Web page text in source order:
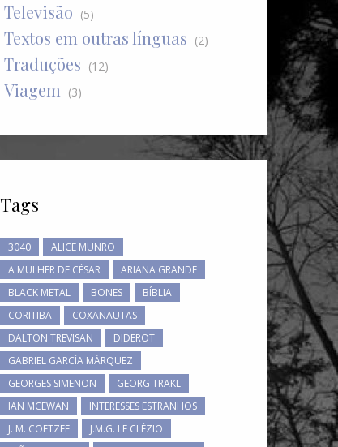
Televisão (5)
Textos em outras línguas (2)
Traduções (12)
Viagem (3)
Tags
3040
ALICE MUNRO
A MULHER DE CÉSAR
ARIANA GRANDE
BLACK METAL
BONES
BÍBLIA
CORITIBA
COXANAUTAS
DALTON TREVISAN
DIDEROT
GABRIEL GARCÍA MÁRQUEZ
GEORGES SIMENON
GEORG TRAKL
IAN MCEWAN
INTERESSES ESTRANHOS
J. M. COETZEE
J.M.G. LE CLÉZIO